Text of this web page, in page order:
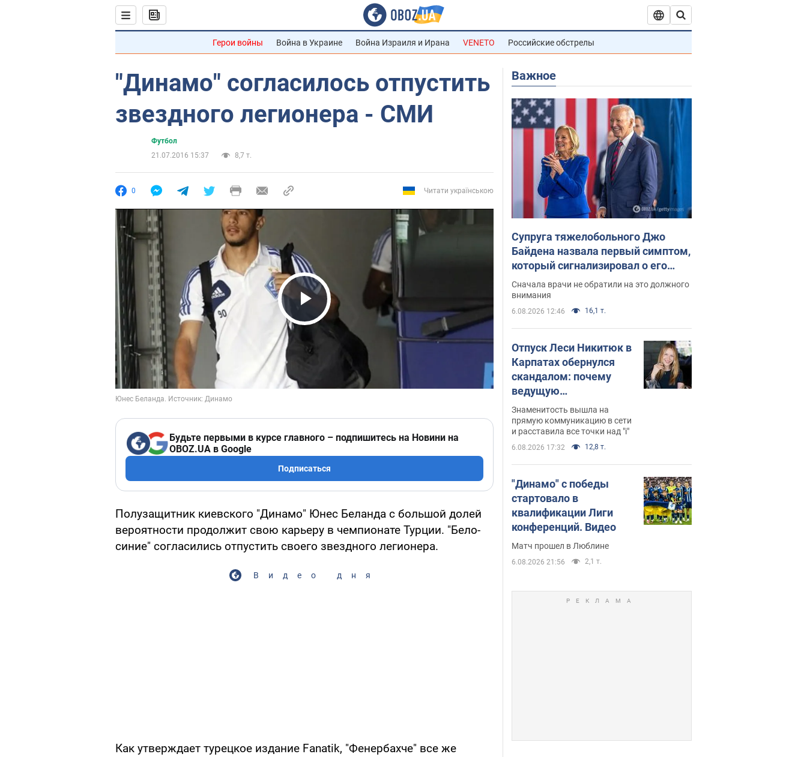
Герои войны Война в Украине Война Израиля и Ирана VENETO Российские обстрелы
"Динамо" согласилось отпустить
звездного легионера - СМИ
Футбол
21.07.2016 15:37
8,7 т.
0 Читати українською
Play Video
Будьте первыми в курсе главного – подпишитесь на Новини на
OBOZ.UA в Google
Подписаться
Полузащитник киевского "Динамо" Юнес Беланда с большой долей
вероятности продолжит свою карьеру в чемпионате Турции. "Бело-
синие" согласились отпустить своего звездного легионера.
Видео дня
Как утверждает турецкое издание Fanatik, "Фенербахче" все же
Важное
Супруга тяжелобольного Джо
Байдена назвала первый симптом,
который сигнализировал о его
"агрессивном" раке
Сначала врачи не обратили на это должного
внимания
6.08.2026 12:46 16,1 т.
Отпуск Леси Никитюк в
Карпатах обернулся
скандалом: почему
ведущую
несправедливо
захейтили
Знаменитость вышла на
прямую коммуникацию в сети
и расставила все точки над "i"
6.08.2026 17:32 12,8 т.
"Динамо" с победы
стартовало в
квалификации Лиги
конференций. Видео
Матч прошел в Люблине
6.08.2026 21:56 2,1 т.